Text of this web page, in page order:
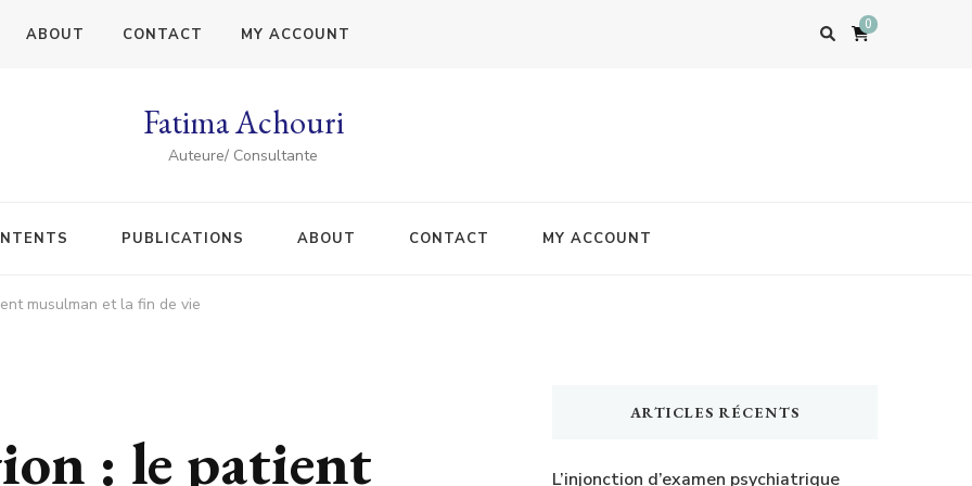
ABOUT CONTACT MY ACCOUNT
0
Fatima Achouri
Auteure/ Consultante
PUBLICATIONS ABOUT CONTACT MY ACCOUNT
musulman et la fin de vie
: le patient
ARTICLES RÉCENTS
L’injonction d’examen psychiatrique